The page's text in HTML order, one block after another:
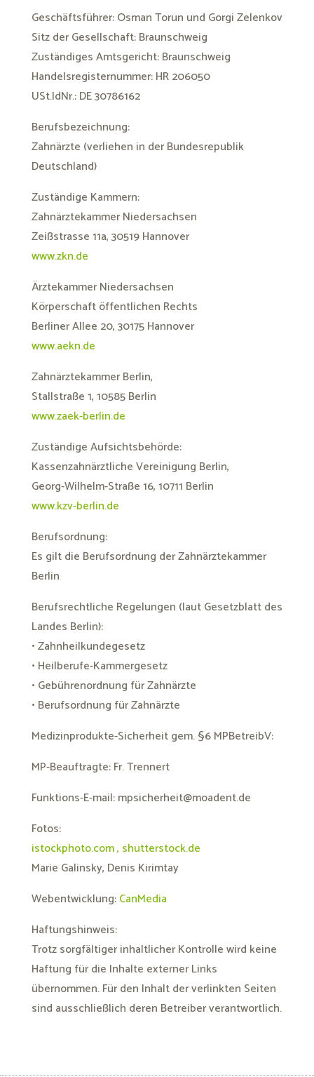
Geschäftsführer: Osman Torun und Gorgi Zelenkov
Sitz der Gesellschaft: Braunschweig
Zuständiges Amtsgericht: Braunschweig
Handelsregisternummer: HR 206050
USt.IdNr.: DE 30786162
Berufsbezeichnung:
Zahnärzte (verliehen in der Bundesrepublik
Deutschland)
Zuständige Kammern:
Zahnärztekammer Niedersachsen
Zeißstrasse 11a, 30519 Hannover
www.zkn.de
Ärztekammer Niedersachsen
Körperschaft öffentlichen Rechts
Berliner Allee 20, 30175 Hannover
www.aekn.de
Zahnärztekammer Berlin,
Stallstraße 1, 10585 Berlin
www.zaek-berlin.de
Zuständige Aufsichtsbehörde:
Kassenzahnärztliche Vereinigung Berlin,
Georg-Wilhelm-Straße 16, 10711 Berlin
www.kzv-berlin.de
Berufsordnung:
Es gilt die Berufsordnung der Zahnärztekammer
Berlin
Berufsrechtliche Regelungen (laut Gesetzblatt des
Landes Berlin):
• Zahnheilkundegesetz
• Heilberufe-Kammergesetz
• Gebührenordnung für Zahnärzte
• Berufsordnung für Zahnärzte
Medizinprodukte-Sicherheit gem. §6 MPBetreibV:
MP-Beauftragte: Fr. Trennert
Funktions-E-mail: mpsicherheit@moadent.de
Fotos:
istockphoto.com , shutterstock.de
Marie Galinsky, Denis Kirimtay
Webentwicklung:CanMedia
Haftungshinweis:
Trotz sorgfältiger inhaltlicher Kontrolle wird keine
Haftung für die Inhalte externer Links
übernommen. Für den Inhalt der verlinkten Seiten
sind ausschließlich deren Betreiber verantwortlich.